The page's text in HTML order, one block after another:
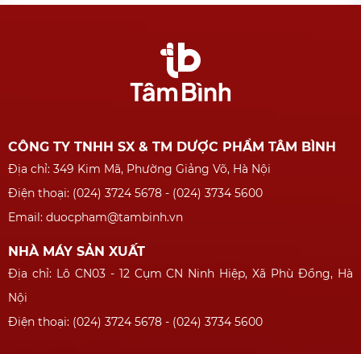
CÔNG TY TNHH SX & TM DƯỢC PHẨM TÂM BÌNH
Địa chỉ: 349 Kim Mã, Phường Giảng Võ, Hà Nội
Điện thoại: (024) 3724 5678 - (024) 3734 5600
Email: duocpham@tambinh.vn
NHÀ MÁY SẢN XUẤT
Địa chỉ: Lô CN03 - 12 Cụm CN Ninh Hiệp, Xã Phù Đổng, Hà
Nội
Điện thoại: (024) 3724 5678 - (024) 3734 5600